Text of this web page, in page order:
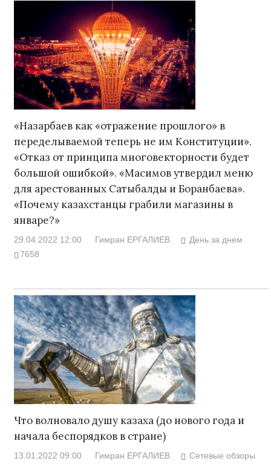
«Назарбаев как «отражение прошлого» в
переделываемой теперь не им Конституции».
«Отказ от принципа многовекторности будет
большой ошибкой». «Масимов утвердил меню
для арестованных Сатыбалды и Боранбаева».
«Почему казахстанцы грабили магазины в
январе?»
29.04.2022 12:00 Гимран ЕРГАЛИЕВ
День за днем
7658
Что волновало душу казаха (до нового года и
начала беспорядков в стране)
13.01.2022 09:00 Гимран ЕРГАЛИЕВ
Сетевые обзоры